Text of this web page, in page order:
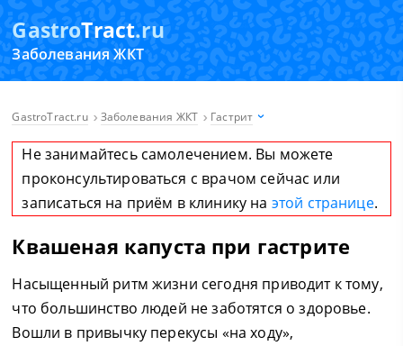
GastroTract.ru
Заболевания ЖКТ
GastroTract.ru Заболевания ЖКТ Гастрит
Не занимайтесь самолечением. Вы можете
проконсультироваться с врачом сейчас или
записаться на приём в клинику на этой странице.
Квашеная капуста при гастрите
Насыщенный ритм жизни сегодня приводит к тому,
что большинство людей не заботятся о здоровье.
Вошли в привычку перекусы «на ходу»,